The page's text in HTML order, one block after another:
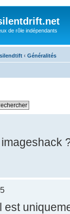
de rôle indépendants
‹ Généralités
est